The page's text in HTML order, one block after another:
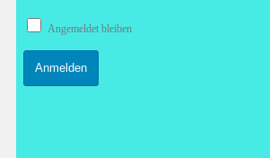
Angemeldet bleiben